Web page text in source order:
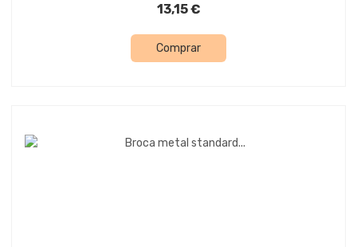
13,15 €
Comprar